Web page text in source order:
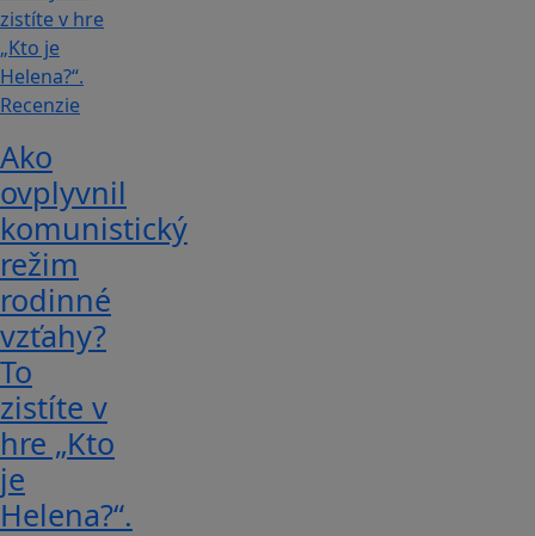
Recenzie
Ako
ovplyvnil
komunistický
režim
rodinné
vzťahy?
To
zistíte v
hre „Kto
je
Helena?“.